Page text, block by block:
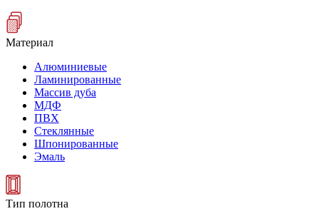
Материал
Алюминиевые
Ламинированные
Массив дуба
МДФ
ПВХ
Стеклянные
Шпонированные
Эмаль
Тип полотна